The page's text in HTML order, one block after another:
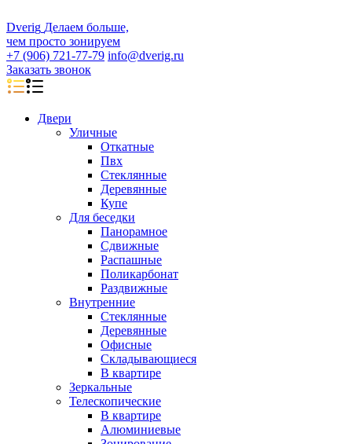
Dverig Делаем больше,
чем просто зонируем
+7 (906) 721-77-79 info@dverig.ru
Заказать звонок
Двери
Уличные
Откатные
Пвх
Стеклянные
Деревянные
Купе
Для беседки
Панорамное
Сдвижные
Распашные
Поликарбонат
Раздвижные
Внутренние
Стеклянные
Деревянные
Офисные
Складывающиеся
В квартире
Зеркальные
Телескопические
В квартире
Алюминиевые